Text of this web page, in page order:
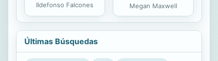
Ildefonso Falcones Megan Maxwell
Últimas Búsquedas